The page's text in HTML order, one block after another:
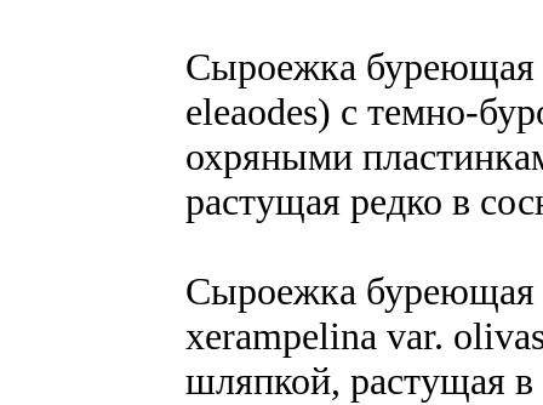
Сыроежка буреющая
eleaodes) с темно-
охряными
растущая редко в
Сыроежка буреющая
xerampelina var.
шляпкой, растущая в